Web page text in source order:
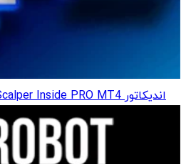
اندیکاتور Scalper Inside PRO MT4